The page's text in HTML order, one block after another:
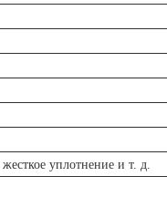
уплотнение и т. д.